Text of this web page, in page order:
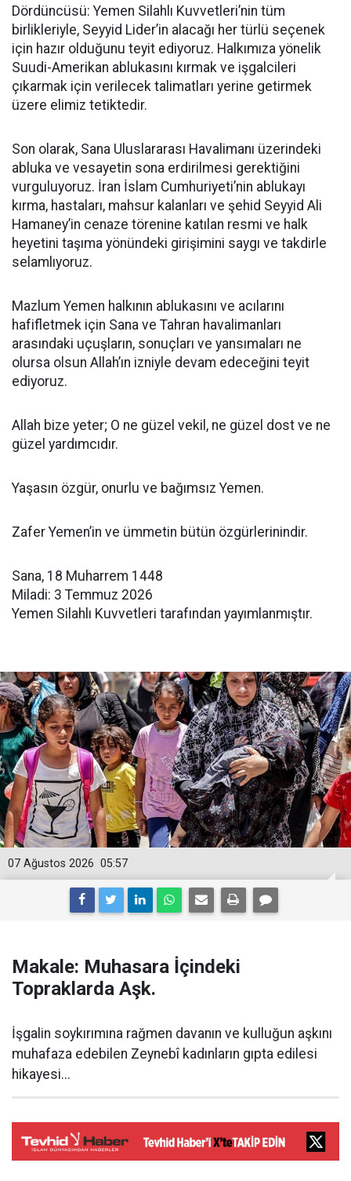
Dördüncüsü: Yemen Silahlı Kuvvetleri’nin tüm
birlikleriyle, Seyyid Lider’in alacağı her türlü seçenek
için hazır olduğunu teyit ediyoruz. Halkımıza yönelik
Suudi-Amerikan ablukasını kırmak ve işgalcileri
çıkarmak için verilecek talimatları yerine getirmek
üzere elimiz tetiktedir.
Son olarak, Sana Uluslararası Havalimanı üzerindeki
abluka ve vesayetin sona erdirilmesi gerektiğini
vurguluyoruz. İran İslam Cumhuriyeti’nin ablukayı
kırma, hastaları, mahsur kalanları ve şehid Seyyid Ali
Hamaney’in cenaze törenine katılan resmi ve halk
heyetini taşıma yönündeki girişimini saygı ve takdirle
selamlıyoruz.
Mazlum Yemen halkının ablukasını ve acılarını
hafifletmek için Sana ve Tahran havalimanları
arasındaki uçuşların, sonuçları ve yansımaları ne
olursa olsun Allah’ın izniyle devam edeceğini teyit
ediyoruz.
Allah bize yeter; O ne güzel vekil, ne güzel dost ve ne
güzel yardımcıdır.
Yaşasın özgür, onurlu ve bağımsız Yemen.
Zafer Yemen’in ve ümmetin bütün özgürlerinindir.
Sana, 18 Muharrem 1448
Miladi: 3 Temmuz 2026
Yemen Silahlı Kuvvetleri tarafından yayımlanmıştır.
05:57
07 Ağustos 2026
Makale: Muhasara İçindeki
Topraklarda Aşk.
İşgalin soykırımına rağmen davanın ve kulluğun aşkını
muhafaza edebilen Zeynebî kadınların gıpta edilesi
hikayesi...